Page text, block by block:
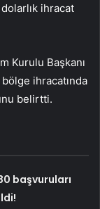
ihracat
Kurulu Başkanı
bölge ihracatında
belirtti.
başvuruları